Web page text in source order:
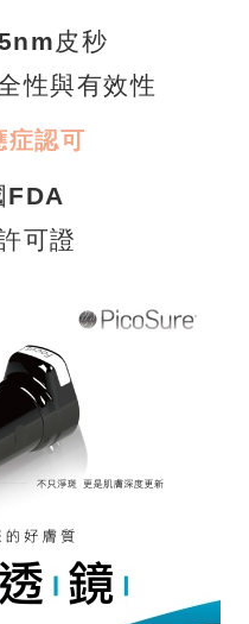
皮秒
性與有效性
症認可
FDA
可證